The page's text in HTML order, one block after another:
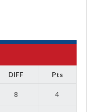
DIFF Pts
8 4